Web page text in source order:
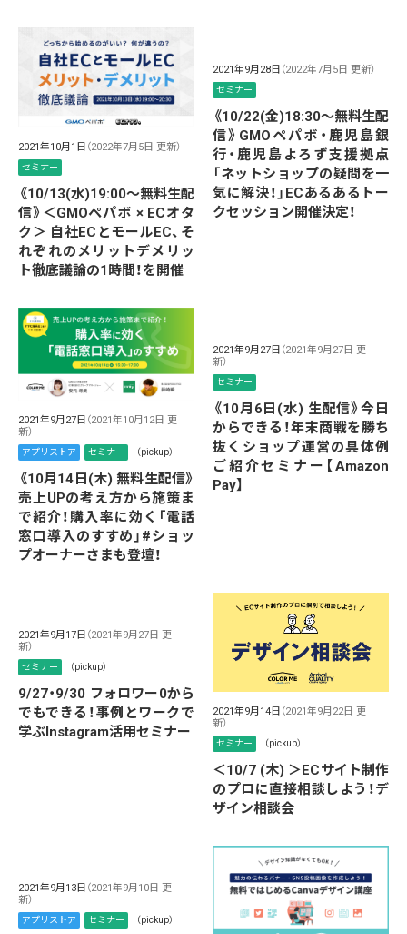
2021年10月1日 （2022年7月5日 更新）
セミナー
《10/13(水)19:00～無料生配
信》＜GMOペパボ × ECオタ
ク＞ 自社ECとモールEC、そ
れぞれのメリットデメリッ
ト徹底議論の1時間！を開催
2021年9月28日 （2022年7月5日 更新）
セミナー
《10/22(金)18:30～無料生配
信》GMOペパボ・鹿児島銀
行・鹿児島よろず支援拠点
「ネットショップの疑問を一
気に解決！」ECあるあるトー
クセッション開催決定！
2021年9月27日 （2021年10月12日 更
新）
アプリストア セミナー （pickup）
《10月14日(木) 無料生配信》
売上UPの考え方から施策ま
で紹介！購入率に効く「電話
窓口導入のすすめ」#ショッ
プオーナーさまも登壇！
2021年9月27日 （2021年9月27日 更
新）
セミナー
《10月6日(水) 生配信》今日
からできる！年末商戦を勝ち
抜くショップ運営の具体例
ご紹介セミナー【Amazon
Pay】
2021年9月17日 （2021年9月27日 更
新）
セミナー （pickup）
9/27・9/30 フォロワー0から
でもできる！事例とワークで
学ぶInstagram活用セミナー
2021年9月14日 （2021年9月22日 更
新）
セミナー （pickup）
＜10/7 (木) ＞ECサイト制作
のプロに直接相談しよう！デ
ザイン相談会
2021年9月13日 （2021年9月10日 更
新）
アプリストア セミナー （pickup）